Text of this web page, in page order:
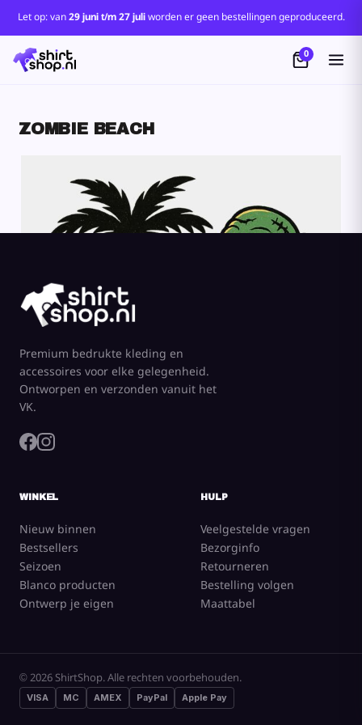
Let op: van29 juni t/m 27 juliworden er geen bestellingen geproduceerd.
0
ZOMBIE BEACH
SELECTEER PRODUCT
Premium bedrukte kleding en
accessoires voor elke gelegenheid.
Ontworpen en verzonden vanuit het
VK.
WINKEL
Nieuw binnen
Bestsellers
Seizoen
Blanco producten
Ontwerp je eigen
HULP
Veelgestelde vragen
Bezorginfo
Retourneren
Bestelling volgen
Maattabel
© 2026 ShirtShop. Alle rechten voorbehouden.
VISA MC AMEX PayPal Apple Pay